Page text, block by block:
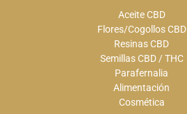
Aceite CBD
Flores/Cogollos CBD
Resinas CBD
Semillas CBD / THC
Parafernalia
Alimentación
Cosmética